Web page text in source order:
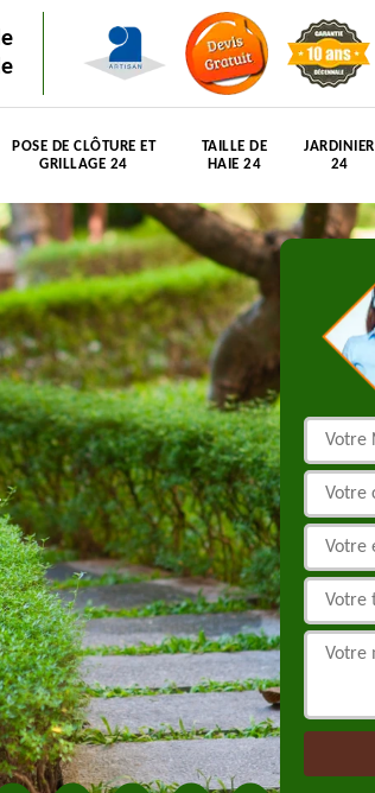
POSE DE CLÔTURE ET
GRILLAGE 24
TAILLE DE
HAIE 24
JARDINIER
24